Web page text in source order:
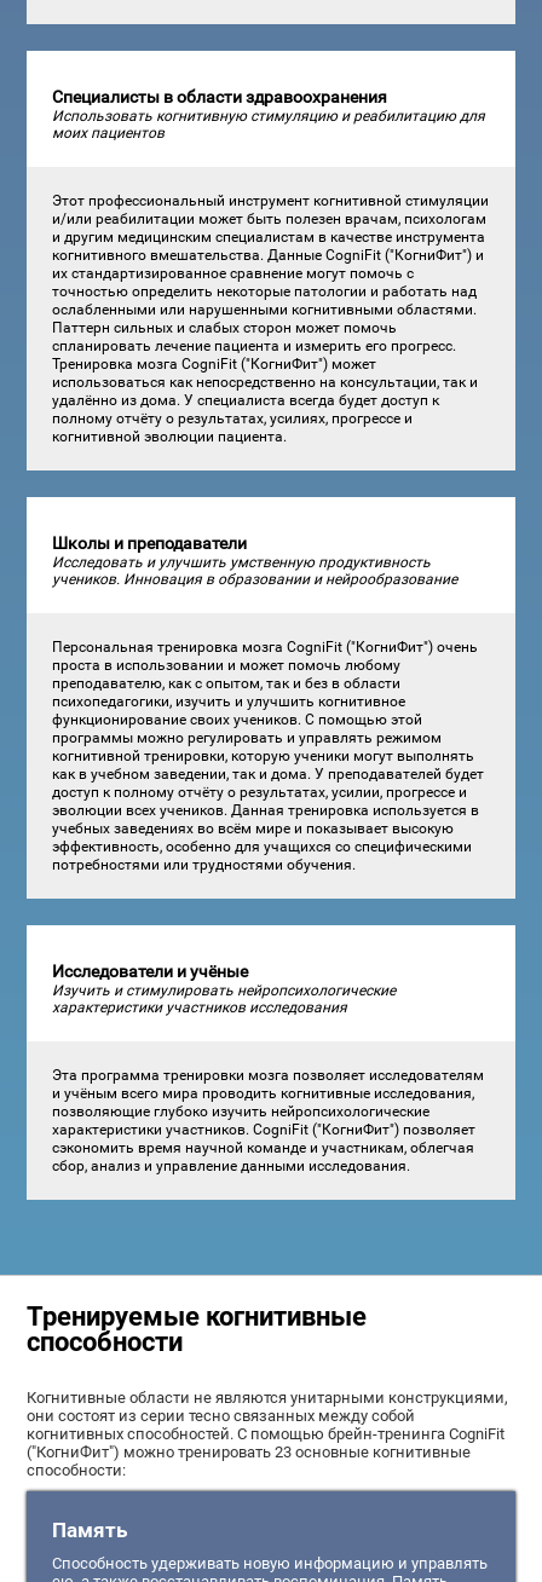
Специалисты в области здравоохранения
Использовать когнитивную стимуляцию и реабилитацию для
моих пациентов
Этот профессиональный инструмент когнитивной стимуляции
и/или реабилитации может быть полезен врачам, психологам
и другим медицинским специалистам в качестве инструмента
когнитивного вмешательства. Данные CogniFit ("КогниФит") и
их стандартизированное сравнение могут помочь с
точностью определить некоторые патологии и работать над
ослабленными или нарушенными когнитивными областями.
Паттерн сильных и слабых сторон может помочь
спланировать лечение пациента и измерить его прогресс.
Тренировка мозга CogniFit ("КогниФит") может
использоваться как непосредственно на консультации, так и
удалённо из дома. У специалиста всегда будет доступ к
полному отчёту о результатах, усилиях, прогрессе и
когнитивной эволюции пациента.
Школы и преподаватели
Исследовать и улучшить умственную продуктивность
учеников. Инновация в образовании и нейрообразование
Персональная тренировка мозга CogniFit ("КогниФит") очень
проста в использовании и может помочь любому
преподавателю, как с опытом, так и без в области
психопедагогики, изучить и улучшить когнитивное
функционирование своих учеников. С помощью этой
программы можно регулировать и управлять режимом
когнитивной тренировки, которую ученики могут выполнять
как в учебном заведении, так и дома. У преподавателей будет
доступ к полному отчёту о результатах, усилии, прогрессе и
эволюции всех учеников. Данная тренировка используется в
учебных заведениях во всём мире и показывает высокую
эффективность, особенно для учащихся со специфическими
потребностями или трудностями обучения.
Исследователи и учёные
Изучить и стимулировать нейропсихологические
характеристики участников исследования
Эта программа тренировки мозга позволяет исследователям
и учёным всего мира проводить когнитивные исследования,
позволяющие глубоко изучить нейропсихологические
характеристики участников. CogniFit ("КогниФит") позволяет
сэкономить время научной команде и участникам, облегчая
сбор, анализ и управление данными исследования.
Тренируемые когнитивные
способности
Когнитивные области не являются унитарными конструкциями,
они состоят из серии тесно связанных между собой
когнитивных способностей. С помощью брейн-тренинга CogniFit
("КогниФит") можно тренировать 23 основные когнитивные
способности:
Память
Способность удерживать новую информацию и управлять